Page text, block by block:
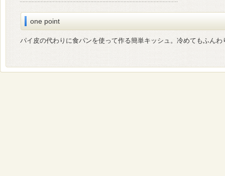
one point
パイ皮の代わりに食パンを使って作る簡単キッシュ。冷めてもふんわ